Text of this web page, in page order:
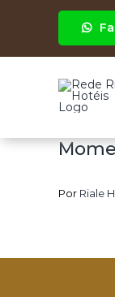
conteúdo
Por Riale